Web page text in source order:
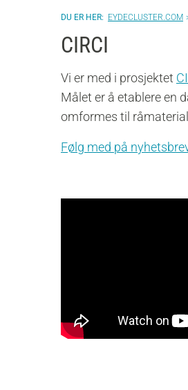
EYDECLUSTER.COM
CIRCI
Vi er med i prosjektet
Målet er å etablere en
omformes til
Følg med på